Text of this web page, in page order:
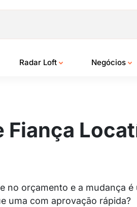
Radar Loft Negócios
orçamento e a mudança
uma com aprovação rápida?